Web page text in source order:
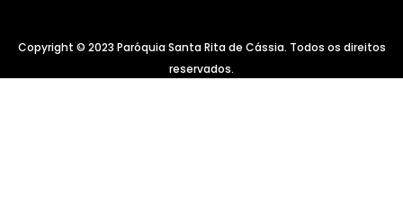
Copyright © 2023 Paróquia Santa Rita de Cássia. Todos os direitos
reservados.